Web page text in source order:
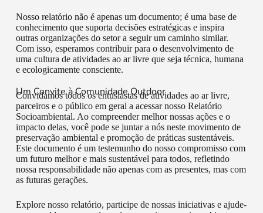
Nosso relatório não é apenas um documento; é uma base de
conhecimento que suporta decisões estratégicas e inspira
outras organizações do setor a seguir um caminho similar.
Com isso, esperamos contribuir para o desenvolvimento de
uma cultura de atividades ao ar livre que seja técnica, humana
e ecologicamente consciente.
Um Convite à Comunidade Outdoor
Convidamos todos os entusiastas de atividades ao ar livre,
parceiros e o público em geral a acessar nosso Relatório
Socioambiental. Ao compreender melhor nossas ações e o
impacto delas, você pode se juntar a nós neste movimento de
preservação ambiental e promoção de práticas sustentáveis.
Este documento é um testemunho do nosso compromisso com
um futuro melhor e mais sustentável para todos, refletindo
nossa responsabilidade não apenas com as presentes, mas com
as futuras gerações.
Explore nosso relatório, participe de nossas iniciativas e ajude-